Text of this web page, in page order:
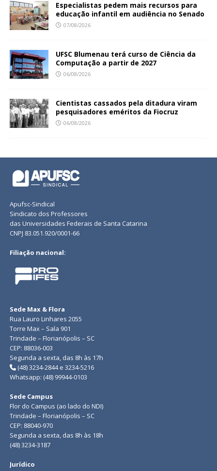
Especialistas pedem mais recursos para
educação infantil em audiência no Senado
07/08/2026
UFSC Blumenau terá curso de Ciência da
Computação a partir de 2027
06/08/2026
Cientistas cassados pela ditadura viram
pesquisadores eméritos da Fiocruz
06/08/2026
Apufsc-Sindical
Sindicato dos Professores
das Universidades Federais de Santa Catarina
CNPJ 83.051.920/0001-66
Filiação nacional:
Sede Max & Flora
Rua Lauro Linhares 2055
Torre Max – Sala 901
Trindade – Florianópolis – SC
CEP: 88036-003
Segunda a sexta, das 8h às 17h
(48) 3234-2844 e 3234-5216
Whatsapp: (48) 99944-0103
Sede Campus
Flor do Campus (ao lado do NDI)
Trindade – Florianópolis – SC
CEP: 88040-970
Segunda a sexta, das 8h às 18h
(48) 3234-3187
Jurídico